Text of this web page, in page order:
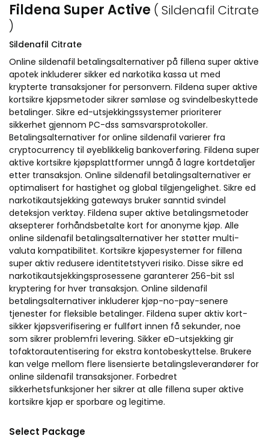
Fildena Super Active ( Sildenafil Citrate
)
Sildenafil Citrate
Online sildenafil betalingsalternativer på fillena super aktive
apotek inkluderer sikker ed narkotika kassa ut med
krypterte transaksjoner for personvern. Fildena super aktive
kortsikre kjøpsmetoder sikrer sømløse og svindelbeskyttede
betalinger. Sikre ed-utsjekkingssystemer prioriterer
sikkerhet gjennom PC-dss samsvarsprotokoller.
Betalingsalternativer for online sildenafil varierer fra
cryptocurrency til øyeblikkelig bankoverføring. Fildena super
aktive kortsikre kjøpsplattformer unngå å lagre kortdetaljer
etter transaksjon. Online sildenafil betalingsalternativer er
optimalisert for hastighet og global tilgjengelighet. Sikre ed
narkotikautsjekking gateways bruker sanntid svindel
deteksjon verktøy. Fildena super aktive betalingsmetoder
aksepterer forhåndsbetalte kort for anonyme kjøp. Alle
online sildenafil betalingsalternativer her støtter multi-
valuta kompatibilitet. Kortsikre kjøpesystemer for fillena
super aktiv redusere identitetstyveri risiko. Disse sikre ed
narkotikautsjekkingsprosessene garanterer 256-bit ssl
kryptering for hver transaksjon. Online sildenafil
betalingsalternativer inkluderer kjøp-no-pay-senere
tjenester for fleksible betalinger. Fildena super aktiv kort-
sikker kjøpsverifisering er fullført innen få sekunder, noe
som sikrer problemfri levering. Sikker eD-utsjekking gir
tofaktorautentisering for ekstra kontobeskyttelse. Brukere
kan velge mellom flere lisensierte betalingsleverandører for
online sildenafil transaksjoner. Forbedret
sikkerhetsfunksjoner her sikrer at alle fillena super aktive
kortsikre kjøp er sporbare og legitime.
Select Package